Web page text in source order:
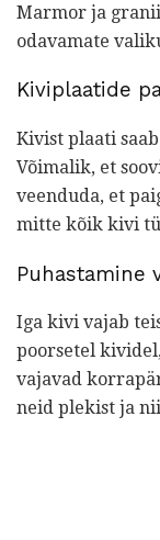
Marmor ja
odavamate
Kiviplaatide
Kivist plaati
Võimalik, et
veenduda, et
mitte kõik kivi
Puhastamine
Iga kivi vajab
poorsetel
vajavad
neid plekist ja